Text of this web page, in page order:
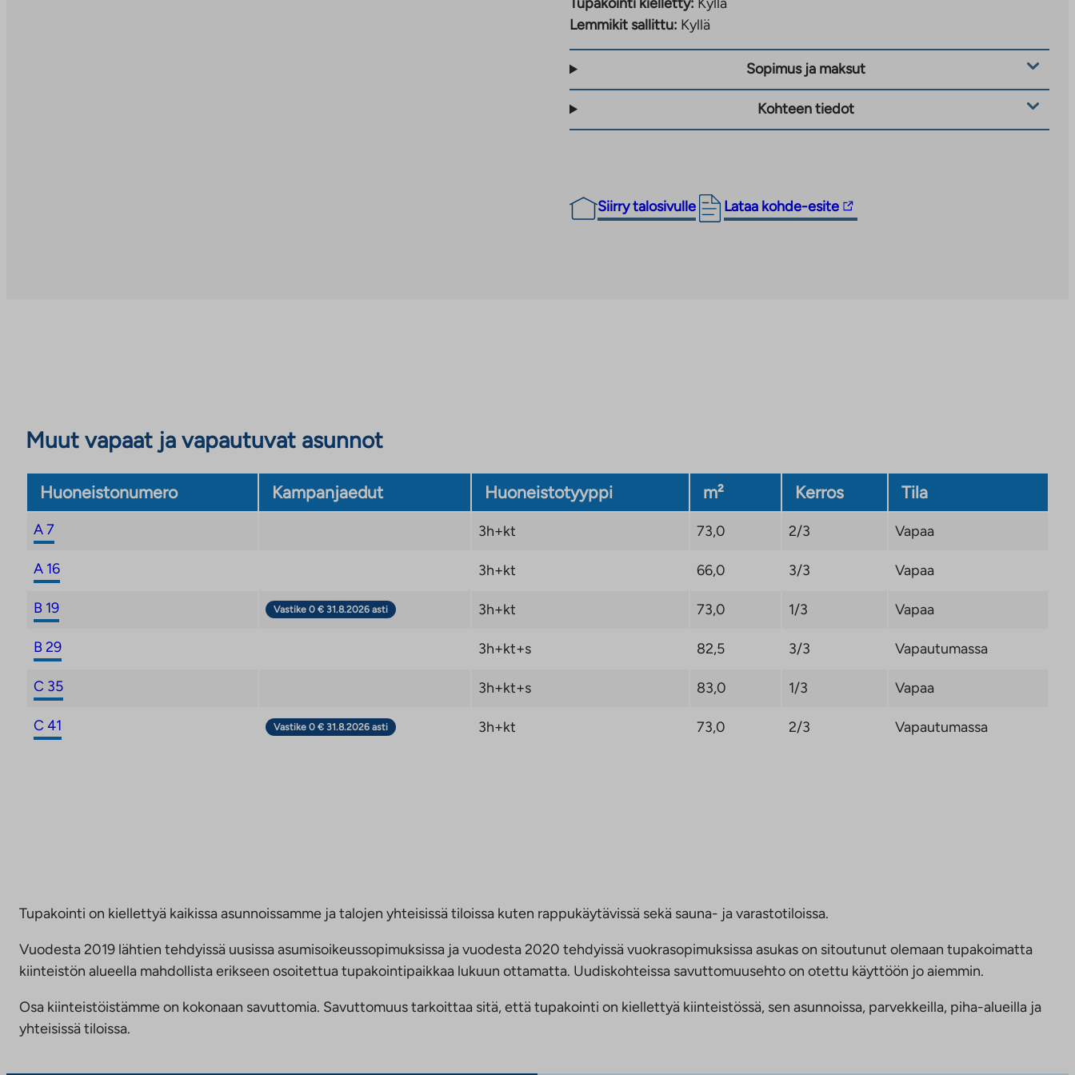
Lemmikit sallittu: Kyllä
Sopimus ja maksut
Kohteen tiedot
Siirry talosivulle Lataa kohde-esite
Linkki
vie
Muut vapaat ja vapautuvat asunnot
Huoneistonumero Kampanjaedut Huoneistotyyppi m² Kerros Tila
A 7 3h+kt 73,0 2/3 Vapaa
A 16 3h+kt 66,0 3/3 Vapaa
B 19 Vastike 0 € 31.8.2026 asti 3h+kt 73,0 1/3 Vapaa
B 29 3h+kt+s 82,5 3/3 Vapautumassa
C 35 3h+kt+s 83,0 1/3 Vapaa
C 41 Vastike 0 € 31.8.2026 asti 3h+kt 73,0 2/3 Vapautumassa
Tupakointi on kiellettyä kaikissa asunnoissamme ja talojen yhteisissä tiloissa kuten rappukäytävissä sekä sauna- ja varastotiloissa.
Vuodesta 2019 lähtien tehdyissä uusissa asumisoikeussopimuksissa ja vuodesta 2020 tehdyissä vuokrasopimuksissa asukas on sitoutunut olemaan tupakoimatta
kiinteistön alueella mahdollista erikseen osoitettua tupakointipaikkaa lukuun ottamatta. Uudiskohteissa savuttomuusehto on otettu käyttöön jo aiemmin.
Osa kiinteistöistämme on kokonaan savuttomia. Savuttomuus tarkoittaa sitä, että tupakointi on kiellettyä kiinteistössä, sen asunnoissa, parvekkeilla, piha-alueilla ja
yhteisissä tiloissa.